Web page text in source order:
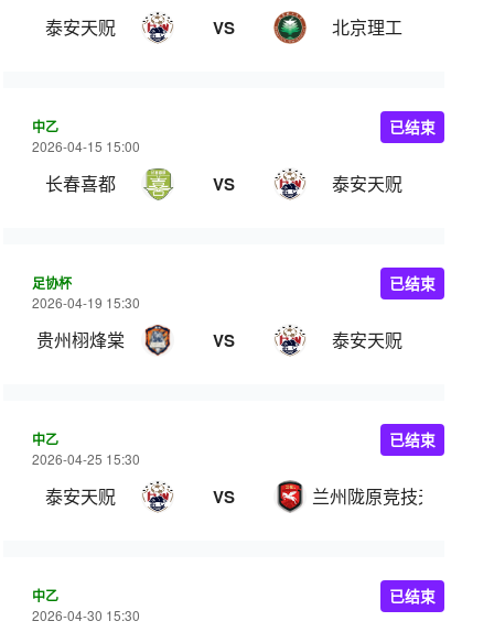
泰安天贶 VS 北京理工
中乙
2026-04-15 15:00
长春喜都 VS 泰安天贶
已结束
足协杯
2026-04-19 15:30
贵州栩烽棠 VS 泰安天贶
已结束
中乙
2026-04-25 15:30
泰安天贶 VS 兰州陇原竞技天佑德
已结束
中乙
2026-04-30 15:30
已结束